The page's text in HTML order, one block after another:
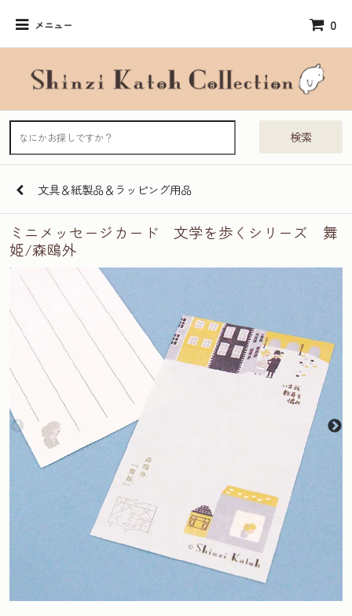
メニュー 0
検索
文具＆紙製品＆ラッピング用品
ミニメッセージカード 文学を歩くシリーズ 舞
姫/森鴎外